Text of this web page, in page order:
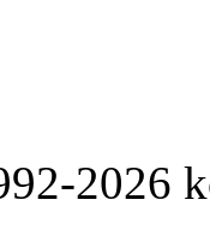
2026